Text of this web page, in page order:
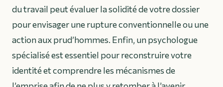
du travail peut évaluer la solidité de votre dossier
pour envisager une rupture conventionnelle ou une
action aux prud’hommes. Enfin, un psychologue
spécialisé est essentiel pour reconstruire votre
identité et comprendre les mécanismes de